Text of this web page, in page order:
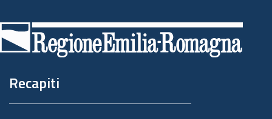
di
pagina
Recapiti